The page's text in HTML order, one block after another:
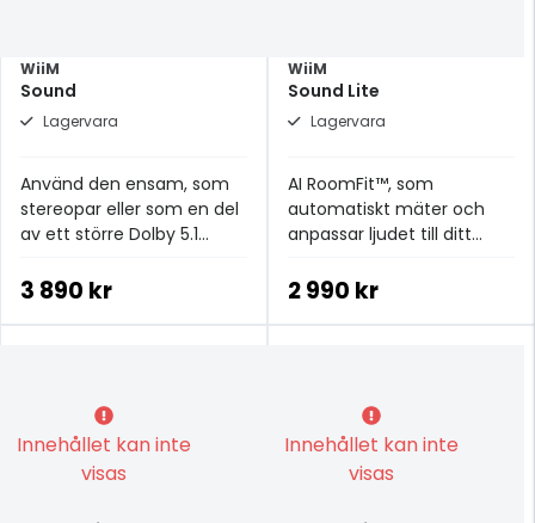
WiiM
Sound
Lagervara
Använd den ensam, som
stereopar eller som en del
av ett större Dolby 5.1
3 890 kr
WiiM
Sound Lite
Lagervara
AI RoomFit™, som
automatiskt mäter och
anpassar ljudet till ditt
prestanda.
2 990 kr
Innehållet kan inte
visas
Innehållet kan inte
visas